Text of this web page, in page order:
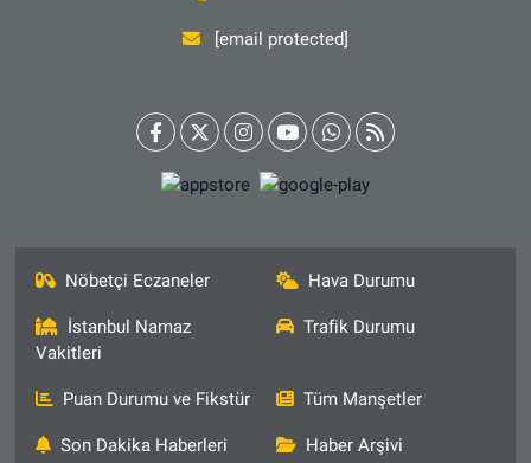
[email protected]
Nöbetçi Eczaneler Hava Durumu
İstanbul Namaz
Vakitleri
Trafik Durumu
Puan Durumu ve Fikstür Tüm Manşetler
Son Dakika Haberleri Haber Arşivi